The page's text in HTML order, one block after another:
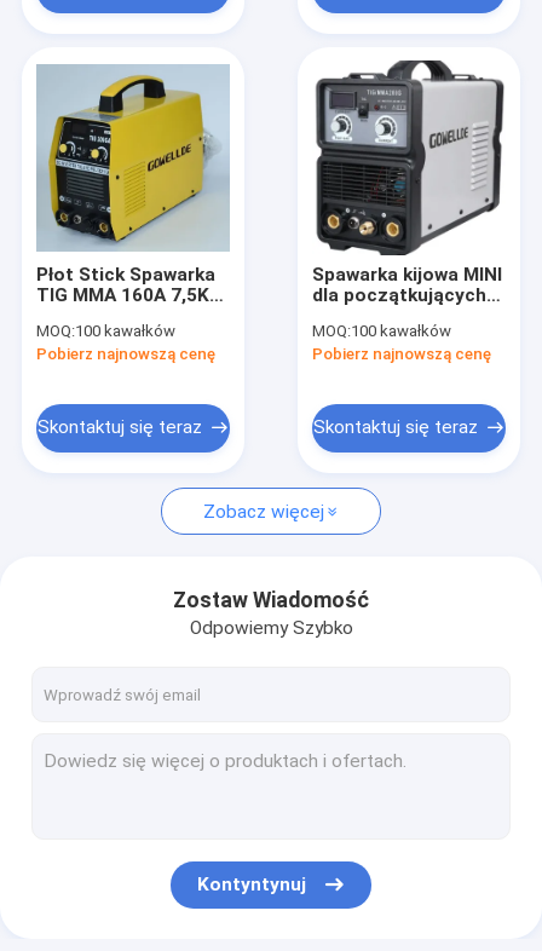
Spawacz do użytku domowego
Spawarka impulsowa MIG
Części zamienne do palnika
Samościemniający hełm spawalniczy
Spawacz laserowy światłowodowy
maszyna do cięcia cnc
Płot Stick Spawarka
TIG MMA 160A 7,5KG
spawarka
MOQ:100 kawałków
Pobierz najnowszą cenę
Skontaktuj się teraz
Spawarka kijowa MINI
dla początkujących
MMA 200 Amp IP21
GOWELLDE
MOQ:100 kawałków
Pobierz najnowszą cenę
Skontaktuj się teraz
Zobacz więcej
Zostaw Wiadomość
Odpowiemy Szybko
Kontyntynuj